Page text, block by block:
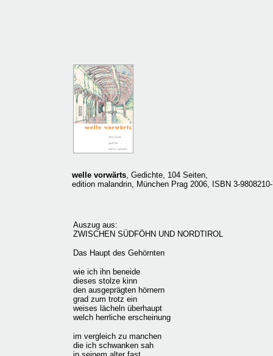
welle vorwärts, Gedichte, 104 Seiten,
edition malandrin, München Prag 2006, ISBN 3-
Auszug aus:
ZWISCHEN SÜDFÖHN UND NORDTIROL
Das Haupt des Gehörnten
wie ich ihn beneide
dieses stolze kinn
den ausgeprägten hörnern
grad zum trotz ein
weises lächeln überhaupt
welch herrliche erscheinung
im vergleich zu manchen
die ich schwanken sah